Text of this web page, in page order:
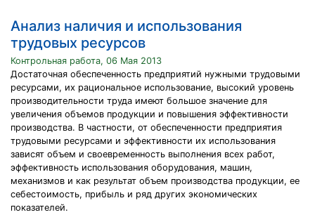
Анализ наличия и использования
трудовых ресурсов
Контрольная работа, 06 Мая 2013
Достаточная обеспеченность предприятий нужными трудовыми
ресурсами, их рациональное использование, высокий уровень
производительности труда имеют большое значение для
увеличения объемов продукции и повышения эффективности
производства. В частности, от обеспеченности предприятия
трудовыми ресурсами и эффективности их использования
зависят объем и своевременность выполнения всех работ,
эффективность использования оборудования, машин,
механизмов и как результат объем производства продукции, ее
себестоимость, прибыль и ряд других экономических
показателей.